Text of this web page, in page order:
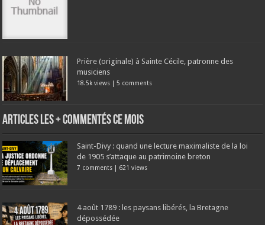
Prière (originale) à Sainte Cécile, patronne des
musiciens
18.5k views |5 comments
Articles les + commentés ce mois
Saint-Divy : quand une lecture maximaliste de la loi
de 1905 s’attaque au patrimoine breton
7 comments 621 views
4 août 1789 : les paysans libérés, la Bretagne
dépossédée